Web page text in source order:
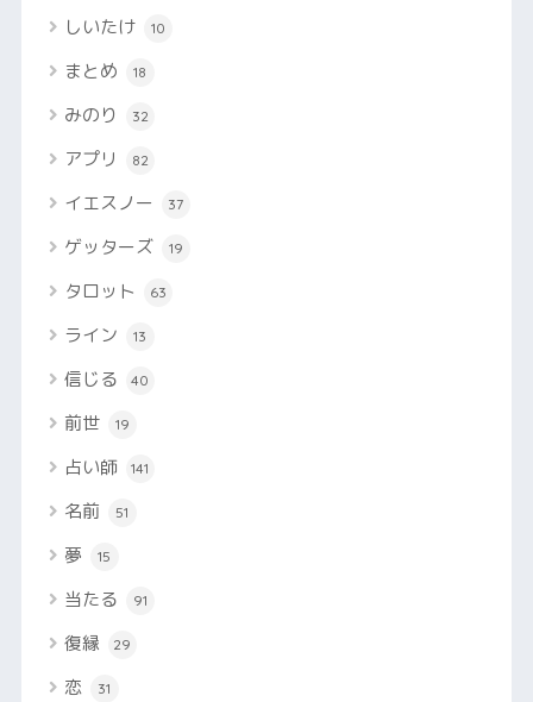
しいたけ 10
まとめ 18
みのり 32
アプリ 82
イエスノー 37
ゲッターズ 19
タロット 63
ライン 13
信じる 40
前世 19
占い師 141
名前 51
夢 15
当たる 91
復縁 29
恋 31